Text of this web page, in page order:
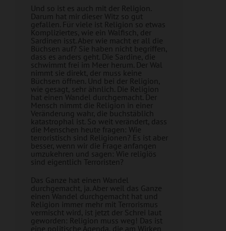
Und so ist es auch mit der Religion.
Darum hat mir dieser Witz so gut
gefallen. Für viele ist Religion so etwas
Kompliziertes, wie ein Walfisch, der
Sardinen isst. Aber wie macht er all die
Büchsen auf? Sie haben nicht begriffen,
dass es anders geht. Die Sardine, die
schwimmt frei im Meer herum. Der Wal
nimmt sie direkt, der muss keine
Büchsen öffnen. Und bei der Religion,
wie gesagt, sehr ähnlich. Die Religion
hat einen Wandel durchgemacht. Der
Mensch nimmt die Religion in einer
Veränderung wahr, die buchstäblich
katastrophal ist. So weit verändert, dass
die Menschen heute fragen: Wie
terroristisch sind Religionen? Es ist aber
besser, wenn wir die Frage anfangen
umzukehren und sagen: Wie religiös
sind eigentlich Terroristen?
Das Ganze hat einen Wandel
durchgemacht, ja. Aber weil das Ganze
einen Wandel durchgemacht hat und
Religion immer mehr mit Terrorismus
vermischt wird, ist jetzt der Schrei laut
geworden: Religion muss weg! Das ist
eine politische Agenda, die am Wirken